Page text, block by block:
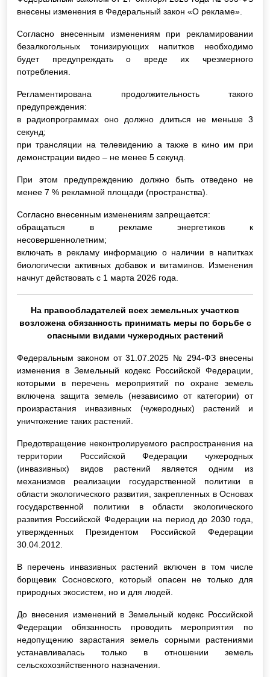
внесены изменения в Федеральный закон «О рекламе».
Согласно внесенным изменениям при рекламировании
безалкогольных тонизирующих напитков необходимо
будет предупреждать о вреде их чрезмерного
потребления.
Регламентирована продолжительность такого
предупреждения:
в радиопрограммах оно должно длиться не меньше 3
секунд;
при трансляции на телевидению а также в кино им при
демонстрации видео – не менее 5 секунд.
При этом предупреждению должно быть отведено не
менее 7 % рекламной площади (пространства).
Согласно внесенным изменениям запрещается:
обращаться в рекламе энергетиков к
несовершеннолетним;
включать в рекламу информацию о наличии в напитках
биологически активных добавок и витаминов. Изменения
начнут действовать с 1 марта 2026 года.
На правообладателей всех земельных участков
возложена обязанность принимать меры по борьбе с
опасными видами чужеродных растений
Федеральным законом от 31.07.2025 № 294-ФЗ внесены
изменения в Земельный кодекс Российской Федерации,
которыми в перечень мероприятий по охране земель
включена защита земель (независимо от категории) от
произрастания инвазивных (чужеродных) растений и
уничтожение таких растений.
Предотвращение неконтролируемого распространения на
территории Российской Федерации чужеродных
(инвазивных) видов растений является одним из
механизмов реализации государственной политики в
области экологического развития, закрепленных в Основах
государственной политики в области экологического
развития Российской Федерации на период до 2030 года,
утвержденных Президентом Российской Федерации
30.04.2012.
В перечень инвазивных растений включен в том числе
борщевик Сосновского, который опасен не только для
природных экосистем, но и для людей.
До внесения изменений в Земельный кодекс Российской
Федерации обязанность проводить мероприятия по
недопущению зарастания земель сорными растениями
устанавливалась только в отношении земель
сельскохозяйственного назначения.